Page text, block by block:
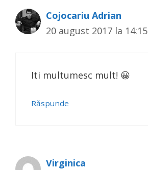
Cojocariu Adrian
20 august 2017 la 14:15
Iti multumesc mult! 😀
Răspunde
Virginica